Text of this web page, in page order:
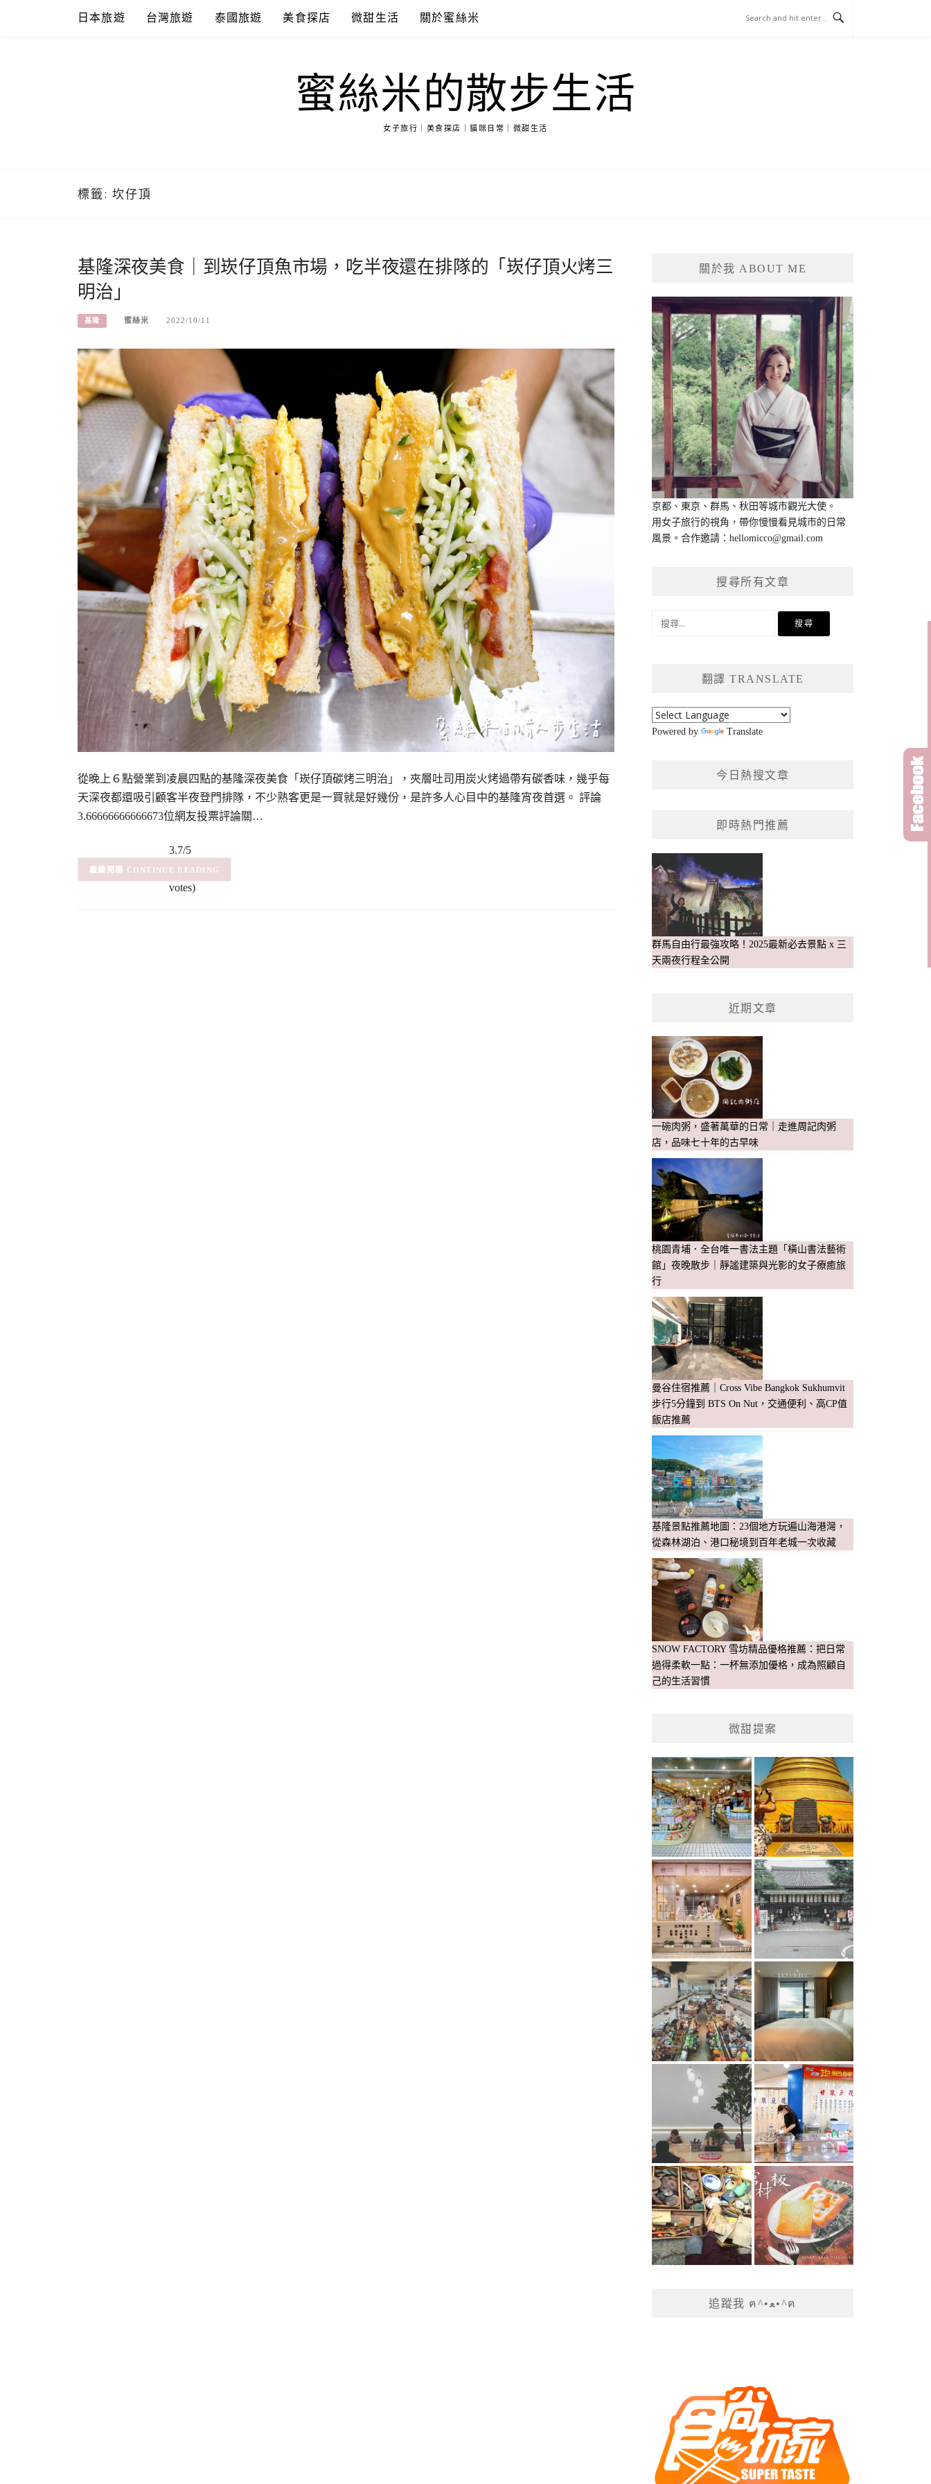
日本旅遊 台灣旅遊 泰國旅遊 美食探店 微甜生活 關於蜜絲米
蜜絲米的散步生活
女子旅行｜美食探店｜貓咪日常｜微甜生活
標籤: 坎仔頂
基隆深夜美食｜到崁仔頂魚市場，吃半夜還在排隊的「崁仔頂火烤三
明治」
基隆 蜜絲米 2022/10/11
從晚上６點營業到凌晨四點的基隆深夜美食「崁仔頂碳烤三明治」，夾層吐司用炭火烤過帶有碳香味，幾乎每
天深夜都還吸引顧客半夜登門排隊，不少熟客更是一買就是好幾份，是許多人心目中的基隆宵夜首選。 評論
3.66666666666673位網友投票評論關…
3.7/5
– (3
votes)
CONTINUE READING
關於我 ABOUT ME
京都、東京、群馬、秋田等城市觀光大使。
用女子旅行的視角，帶你慢慢看見城市的日常
風景。合作邀請：hellomicco@gmail.com
搜尋所有文章
翻譯 TRANSLATE
Powered by Translate
今日熱搜文章
即時熱門推薦
群馬自由行最強攻略！2025最新必去景點 x 三
天兩夜行程全公開
近期文章
一碗肉粥，盛著萬華的日常｜走進周記肉粥
店，品味七十年的古早味
桃園青埔．全台唯一書法主題「橫山書法藝術
館」夜晚散步｜靜謐建築與光影的女子療癒旅
行
曼谷住宿推薦｜Cross Vibe Bangkok Sukhumvit
步行5分鐘到 BTS On Nut，交通便利、高CP值
飯店推薦
基隆景點推薦地圖：23個地方玩遍山海港灣，
從森林湖泊、港口秘境到百年老城一次收藏
SNOW FACTORY 雪坊精品優格推薦：把日常
過得柔軟一點：一杯無添加優格，成為照顧自
己的生活習慣
微甜提案
追蹤我 ฅ^•ﻌ•^ฅ